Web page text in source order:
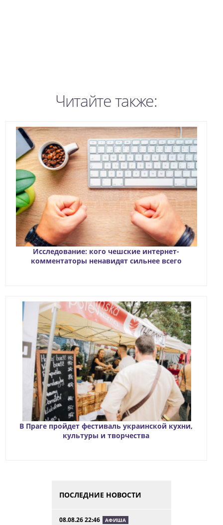
Читайте также:
Исследование: кого чешские интернет-
комментаторы ненавидят сильнее всего
В Праге пройдет фестиваль украинской кухни,
культуры и творчества
ПОСЛЕДНИЕ НОВОСТИ
08.08.26 22:46 АФИША